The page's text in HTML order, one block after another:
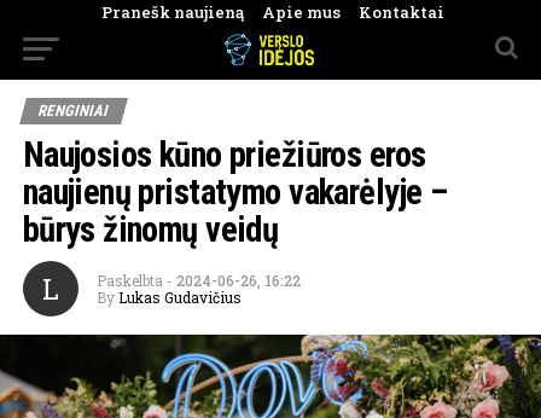
Pranešk naujieną Apie mus Kontaktai
RENGINIAI
Naujosios kūno priežiūros eros
naujienų pristatymo vakarėlyje –
būrys žinomų veidų
L Paskelbta - 2024-06-26, 16:22
By Lukas Gudavičius